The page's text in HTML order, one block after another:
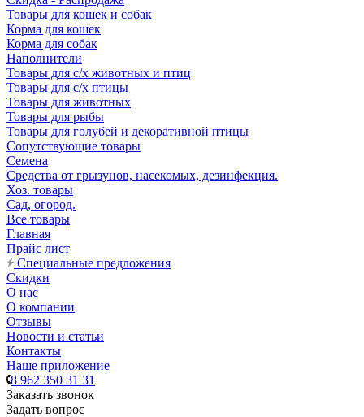
Товары для кошек и собак
Корма для кошек
Корма для собак
Наполнители
Товары для с/х животных и птиц
Товары для с/х птицы
Товары для животных
Товары для рыбы
Товары для голубей и декоративной птицы
Сопутствующие товары
Семена
Средства от грызунов, насекомых, дезинфекция.
Хоз. товары
Сад, огород.
Все товары
Главная
Прайс лист
Специальные предложения
Скидки
О нас
О компании
Отзывы
Новости и статьи
Контакты
Наше приложение
8 962 350 31 31
Заказать звонок
Задать вопрос